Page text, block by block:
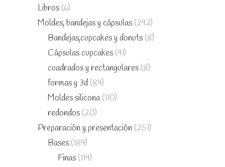
Libros (6)
Moldes, bandejas y cápsulas (292)
Bandejas,cupcakes y donuts (8)
Cápsulas cupcakes (91)
cuadrados y rectangulares (8)
formas y 3d (84)
Moldes silicona (110)
redondos (20)
Preparación y presentación (251)
Bases (184)
Finas (114)